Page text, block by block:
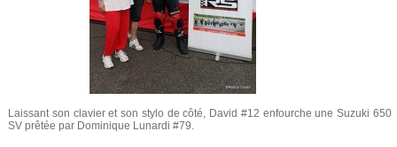
Laissant son clavier et son stylo de côté, David #12 enfourche une Suzuki 650
SV prêtée par Dominique Lunardi #79.